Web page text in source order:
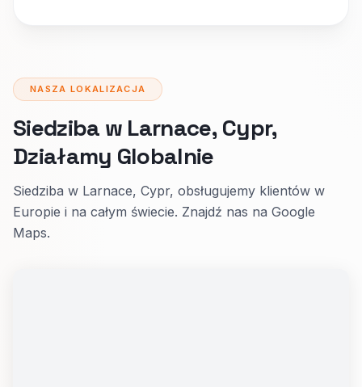
NASZA LOKALIZACJA
Siedziba w Larnace, Cypr,
Działamy Globalnie
Siedziba w Larnace, Cypr, obsługujemy klientów w
Europie i na całym świecie. Znajdź nas na Google
Maps.